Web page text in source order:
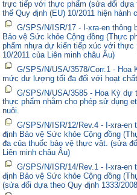
trực tiếp với thực phẩm (sửa đổi dựa
thế Quy định (EU) 10/2011 hiện hành
G/SPS/N/ISR/17 - I-xra-en thông
Bảo vệ Sức khỏe Cộng đồng (Thực
phẩm nhựa dự kiến tiếp xúc với thực
10/2011 của Liên minh châu Âu)
G/SPS/N/USA/3578/Corr.1 - Hoa
mức dư lượng tối đa đối với hoạt
G/SPS/N/USA/3585 - Hoa Kỳ dự
thực phẩm nhằm cho phép sử dụng
nuôi.
G/SPS/N/ISR/12/Rev.4 - I-xra-en
định Bảo vệ Sức khỏe Cộng đồng
đa của thuốc bảo vệ thực vật. (sửa
Liên minh châu Âu)
G/SPS/N/ISR/14/Rev.1 - I-xra-en
định Bảo vệ Sức khỏe Cộng đồng
(sửa đổi dựa theo Quy định 1333/